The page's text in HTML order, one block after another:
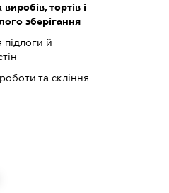
тортів і
зберігання
підлоги й
та скління